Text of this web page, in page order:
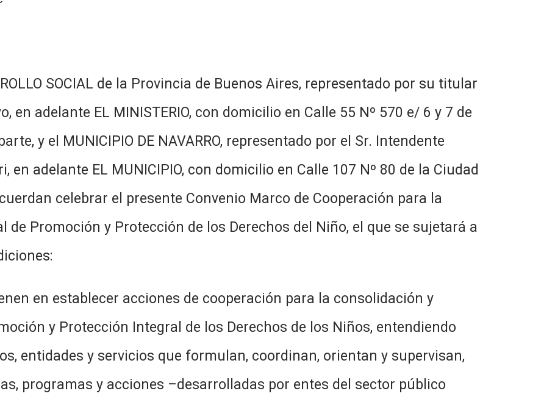
SOCIAL de la Provincia de Buenos Aires, representado por su titular
en adelante EL MINISTERIO, con domicilio en Calle 55 Nº 570 e/ 6 y 7 de
y el MUNICIPIO DE NAVARRO, representado por el Sr. Intendente
en adelante EL MUNICIPIO, con domicilio en Calle 107 Nº 80 de la Ciudad
celebrar el presente Convenio Marco de Cooperación para la
de Promoción y Protección de los Derechos del Niño, el que se sujetará a
en establecer acciones de cooperación para la consolidación y
y Protección Integral de los Derechos de los Niños, entendiendo
entidades y servicios que formulan, coordinan, orientan y supervisan,
programas y acciones –desarrolladas por entes del sector público